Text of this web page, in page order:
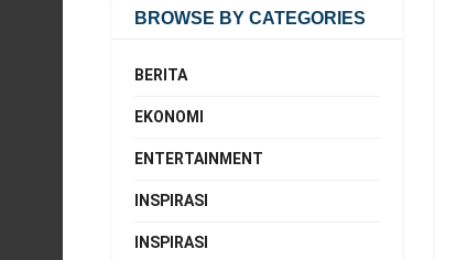
BROWSE BY CATEGORIES
BERITA
EKONOMI
ENTERTAINMENT
INSPIRASI
INSPIRASI